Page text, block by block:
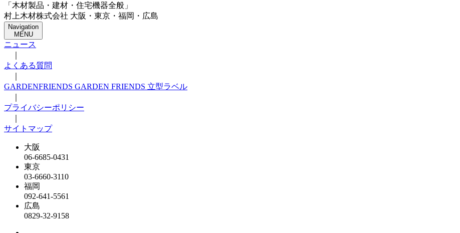
「木材製品・建材・住宅機器全般」
村上木材株式会社 大阪・東京・福岡・広島
Navigation
MENU
ニュース
よくある質問
GARDENFRIENDS GARDEN FRIENDS 立型ラベル
プライバシーポリシー
サイトマップ
大阪
06-6685-0431
東京
03-6660-3110
福岡
092-641-5561
広島
0829-32-9158